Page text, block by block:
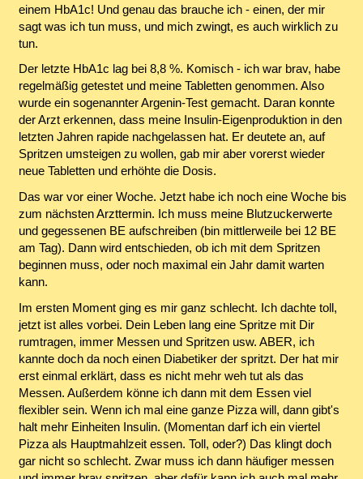
einem HbA1c! Und genau das brauche ich - einen, der mir
sagt was ich tun muss, und mich zwingt, es auch wirklich zu
tun.
Der letzte HbA1c lag bei 8,8 %. Komisch - ich war brav, habe
regelmäßig getestet und meine Tabletten genommen. Also
wurde ein sogenannter Argenin-Test gemacht. Daran konnte
der Arzt erkennen, dass meine Insulin-Eigenproduktion in den
letzten Jahren rapide nachgelassen hat. Er deutete an, auf
Spritzen umsteigen zu wollen, gab mir aber vorerst wieder
neue Tabletten und erhöhte die Dosis.
Das war vor einer Woche. Jetzt habe ich noch eine Woche bis
zum nächsten Arzttermin. Ich muss meine Blutzuckerwerte
und gegessenen BE aufschreiben (bin mittlerweile bei 12 BE
am Tag). Dann wird entschieden, ob ich mit dem Spritzen
beginnen muss, oder noch maximal ein Jahr damit warten
kann.
Im ersten Moment ging es mir ganz schlecht. Ich dachte toll,
jetzt ist alles vorbei. Dein Leben lang eine Spritze mit Dir
rumtragen, immer Messen und Spritzen usw. ABER, ich
kannte doch da noch einen Diabetiker der spritzt. Der hat mir
erst einmal erklärt, dass es nicht mehr weh tut als das
Messen. Außerdem könne ich dann mit dem Essen viel
flexibler sein. Wenn ich mal eine ganze Pizza will, dann gibt's
halt mehr Einheiten Insulin. (Momentan darf ich ein viertel
Pizza als Hauptmahlzeit essen. Toll, oder?) Das klingt doch
gar nicht so schlecht. Zwar muss ich dann häufiger messen